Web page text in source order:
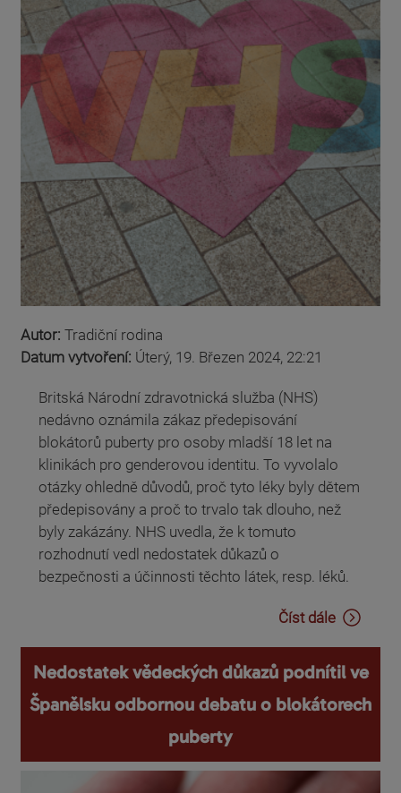
Autor: Tradiční rodina
Datum vytvoření: Úterý, 19. Březen 2024, 22:21
Britská Národní zdravotnická služba (NHS)
nedávno oznámila zákaz předepisování
blokátorů puberty pro osoby mladší 18 let na
klinikách pro genderovou identitu. To vyvolalo
otázky ohledně důvodů, proč tyto léky byly dětem
předepisovány a proč to trvalo tak dlouho, než
byly zakázány. NHS uvedla, že k tomuto
rozhodnutí vedl nedostatek důkazů o
bezpečnosti a účinnosti těchto látek, resp. léků.
Číst dále
Nedostatek vědeckých důkazů podnítil ve
Španělsku odbornou debatu o blokátorech
puberty